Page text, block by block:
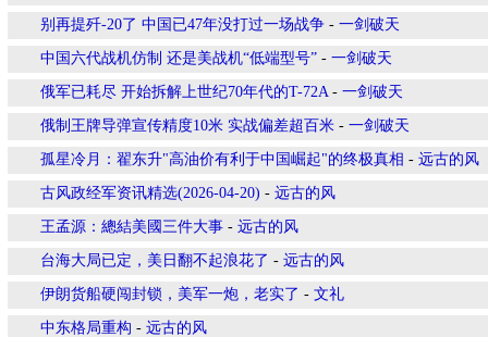
别再提歼-20了 中国已47年没打过一场战争 - 一剑破天
中国六代战机仿制 还是美战机“低端型号” - 一剑破天
俄军已耗尽 开始拆解上世纪70年代的T-72A- 一剑破天
俄制王牌导弹宣传精度10米 实战偏差超百米 - 一剑破天
孤星冷月：翟东升"高油价有利于中国崛起"的终极真相 - 远古的风
古风政经军资讯精选(2026-04-20) - 远古的风
王孟源：總結美國三件大事 - 远古的风
台海大局已定，美日翻不起浪花了 - 远古的风
伊朗货船硬闯封锁，美军一炮，老实了 - 文礼
中东格局重构 - 远古的风